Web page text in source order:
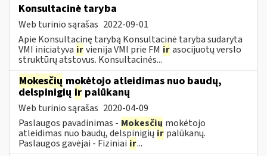
Konsultacinė taryba
Web turinio sąrašas 2022-09-01
Apie Konsultacinę tarybą Konsultacinė taryba sudaryta
VMI iniciatyva irvienija VMI prie FM irasocijuotų verslo
struktūrų atstovus. Konsultacinės...
Mokesčių mokėtojo atleidimas nuo baudų,
delspinigių ir palūkanų
Web turinio sąrašas 2020-04-09
Paslaugos pavadinimas - Mokesčių mokėtojo
atleidimas nuo baudų, delspinigiųir palūkanų.
Paslaugos gavėjai - Fiziniai ir...